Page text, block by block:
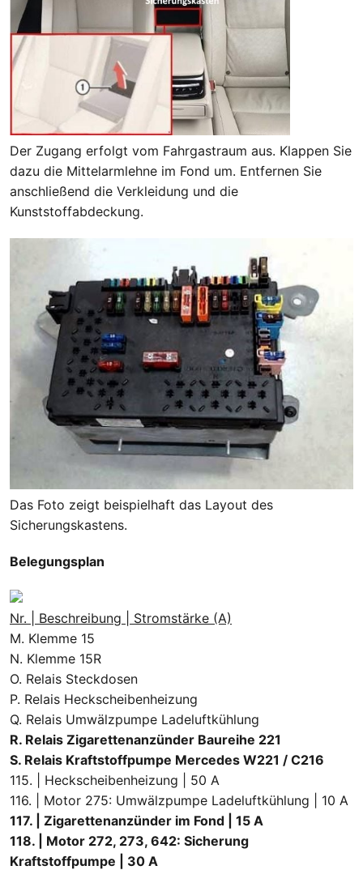
Der Zugang erfolgt vom Fahrgastraum aus. Klappen Sie
dazu die Mittelarmlehne im Fond um. Entfernen Sie
anschließend die Verkleidung und die
Kunststoffabdeckung.
Das Foto zeigt beispielhaft das Layout des
Sicherungskastens.
Belegungsplan
Nr. | Beschreibung | Stromstärke (A)
M. Klemme 15
N. Klemme 15R
O. Relais Steckdosen
P. Relais Heckscheibenheizung
Q. Relais Umwälzpumpe Ladeluftkühlung
R. Relais Zigarettenanzünder Baureihe 221
S. Relais Kraftstoffpumpe Mercedes W221 / C216
115. | Heckscheibenheizung | 50 A
116. | Motor 275: Umwälzpumpe Ladeluftkühlung | 10 A
117. | Zigarettenanzünder im Fond | 15 A
118. | Motor 272, 273, 642: Sicherung
Kraftstoffpumpe | 30 A